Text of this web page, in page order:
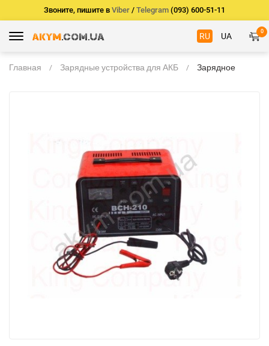
Звоните, пишите в Viber / Telegram (093) 600-51-11
RU UA 0
Главная Зарядные устройства для АКБ
Зарядное